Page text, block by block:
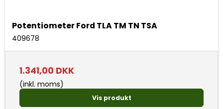
Potentiometer Ford TLA TM TN TSA
409678
1.341,00 DKK
(inkl. moms)
Vis produkt